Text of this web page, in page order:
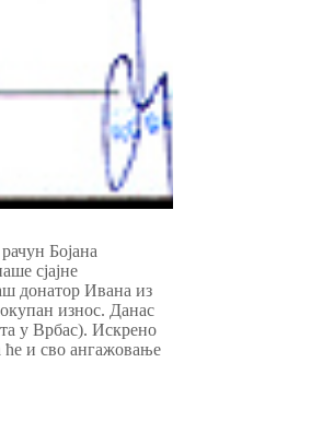
Бојана
сјајне
донатор Ивана из
износ. Данас
у Врбас). Искрено
ће и сво ангажовање